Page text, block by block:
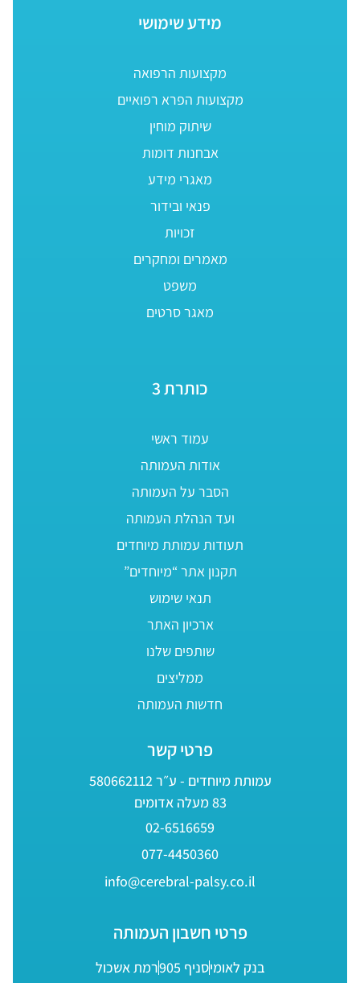
מידע שימושי
מקצועות הרפואה
מקצועות הפרא רפואיים
שיתוק מוחין
אבחנות דומות
מאגרי מידע
פנאי ובידור
זכויות
מאמרים ומחקרים
משפט
מאגר סרטים
כותרת 3
עמוד ראשי
אודות העמותה
הסבר על העמותה
ועד הנהלת העמותה
תעודות עמותת מיוחדים
תקנון אתר “מיוחדים”
תנאי שימוש
ארכיון האתר
שותפים שלנו
ממליצים
חדשות העמותה
פרטי קשר
עמותת מיוחדים - ע״ר 580662112
83 מעלה אדומים
02-6516659
077-4450360
info@cerebral-palsy.co.il
פרטי חשבון העמותה
בנק לאומיסניף 905
רמת אשכול